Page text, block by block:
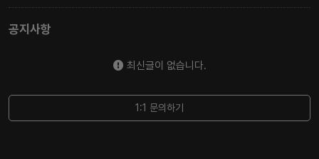
공지사항
최신글이 없습니다.
1:1 문의하기